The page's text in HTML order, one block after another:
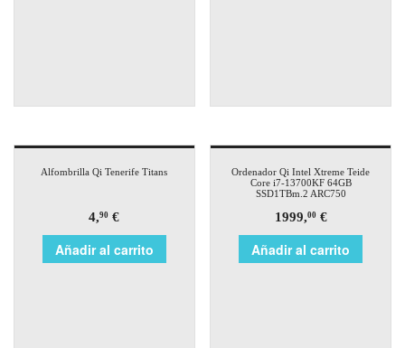
Alfombrilla Qi Tenerife Titans
4,90 €
Añadir al carrito
Ordenador Qi Intel Xtreme Teide
Core i7-13700KF 64GB
SSD1TBm.2 ARC750
1999,00€
Añadir al carrito